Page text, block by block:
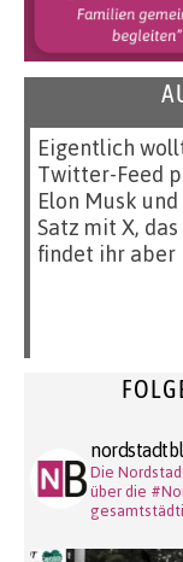
Eigentlich
Twitter-Feed
Elon Musk
Satz mit X,
findet ihr aber
Die
über die